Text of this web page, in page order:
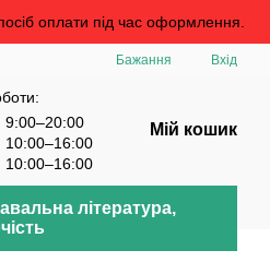
оплати під час оформлення.
Бажання Вхід
9:00–20:00
10:00–16:00
10:00–16:00
Мій кошик
література,